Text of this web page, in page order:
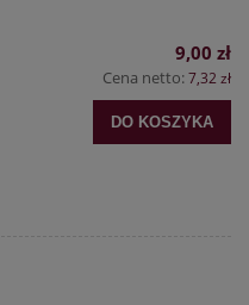
9,00 zł
Cena netto:7,32 zł
DO KOSZYKA